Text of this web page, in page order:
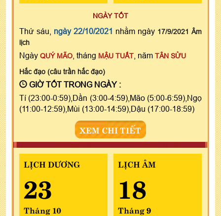
NGÀY TỐT
Thứ sáu, ngày 22/10/2021 nhằm ngày 17/9/2021 Âm
lịch
Ngày QUÝ MÃO , tháng MẬU TUẤT , năm TÂN SỬU
Hắc đạo (câu trần hắc đạo)
GIỜ TỐT TRONG NGÀY :
Tí (23:00-0:59),Dần (3:00-4:59),Mão (5:00-6:59),Ngọ
(11:00-12:59),Mùi (13:00-14:59),Dậu (17:00-18:59)
XEM CHI TIẾT
LỊCH DƯƠNG
23
Tháng 10
LỊCH ÂM
18
Tháng 9